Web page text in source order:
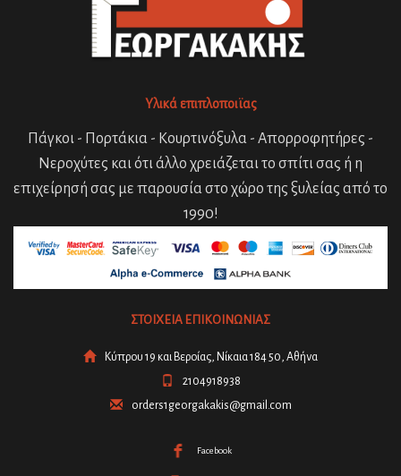
Υλικά επιπλοποιϊας
Πάγκοι - Πορτάκια - Κουρτινόξυλα - Απορροφητήρες -
Νεροχύτες και ότι άλλο χρειάζεται το σπίτι σας ή η
επιχείρησή σας με παρουσία στο χώρο της ξυλείας από το
1990!
ΣΤΟΙΧΕΙΑ ΕΠΙΚΟΙΝΩΝΙΑΣ
Κύπρου 19 και Βεροίας, Νίκαια 184 50, Αθήνα
2104918938
orders1georgakakis@gmail.com
Facebook